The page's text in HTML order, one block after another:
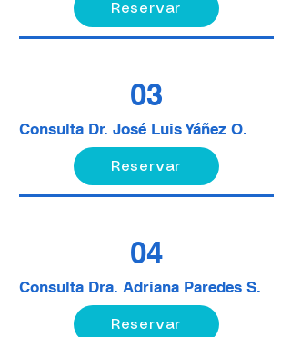
Reservar
03
Consulta Dr. José Luis Yáñez O.
Reservar
04
Consulta Dra. Adriana Paredes S.
Reservar